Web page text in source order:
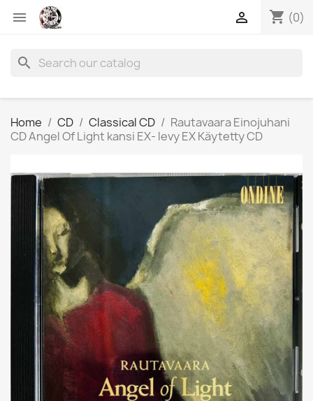
 shopping_cart (0)

search
Home CD Classical CD
Rautavaara Einojuhani
CD Angel Of Light kansi EX- levy EX Käytetty CD